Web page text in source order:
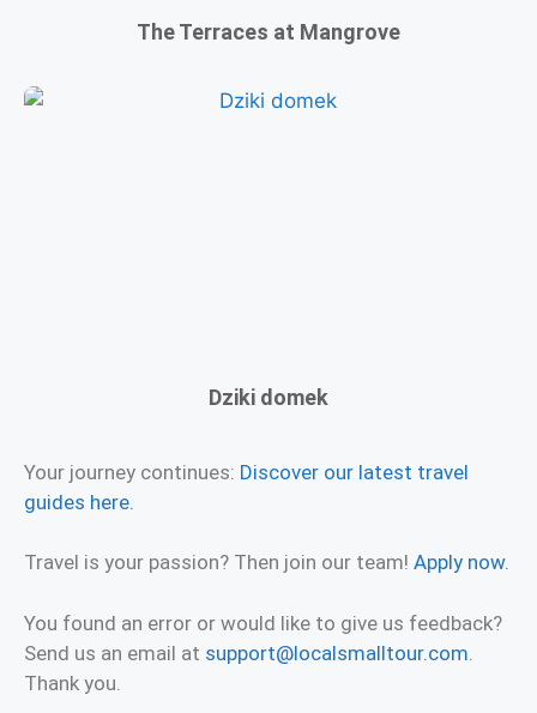
The Terraces at Mangrove
Dziki domek
Your journey continues: Discover our latest travel
guides here.
Travel is your passion? Then join our team! Apply now.
You found an error or would like to give us feedback?
Send us an email at support@localsmalltour.com
Thank you.